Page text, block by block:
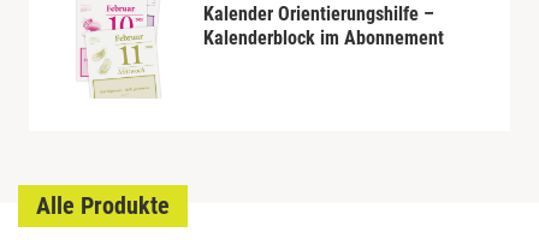
Kalender Orientierungshilfe –
Kalenderblock im Abonnement
Alle Produkte